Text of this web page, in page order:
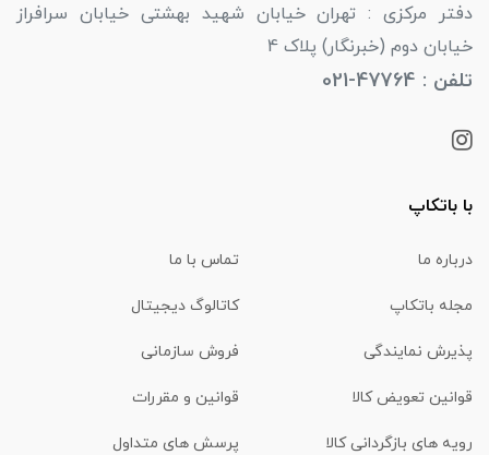
دفتر مرکزی : تهران خیابان شهید بهشتی خیابان سرافراز
خیابان دوم (خبرنگار) پلاک 4
تلفن : 47764-021
با باتکاپ
درباره ما تماس با ما
مجله باتکاپ کاتالوگ دیجیتال
پذیرش نمایندگی فروش سازمانی
قوانین تعویض کالا قوانین و مقررات
رویه های بازگردانی کالا پرسش های متداول